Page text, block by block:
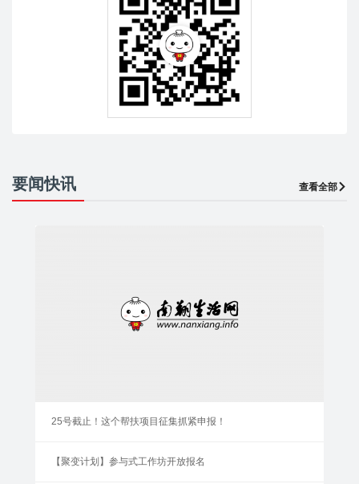
要闻快讯 查看全部
25号截止！这个帮扶项目征集抓紧申报！
【聚变计划】参与式工作坊开放报名